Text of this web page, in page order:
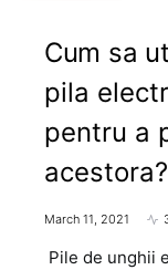
Cum sa
pila
pentru a
acestora?
March 11, 2021
Pile de unghii